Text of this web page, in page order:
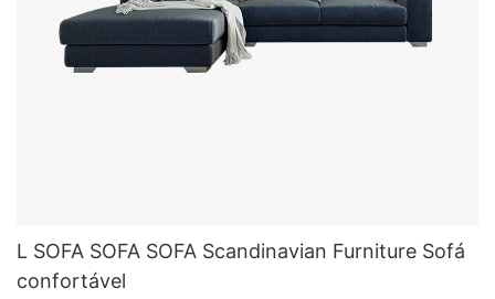
L SOFA SOFA SOFA Scandinavian Furniture Sofá
confortável